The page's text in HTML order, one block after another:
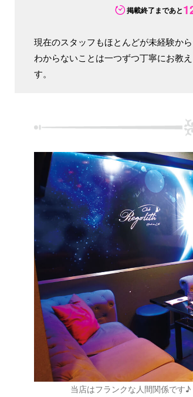
掲載終了まであと
現在のスタッフもほとんどが未経験から
わからないことは一つずつ丁寧にお教
す。
当店はフランクな人間関係です